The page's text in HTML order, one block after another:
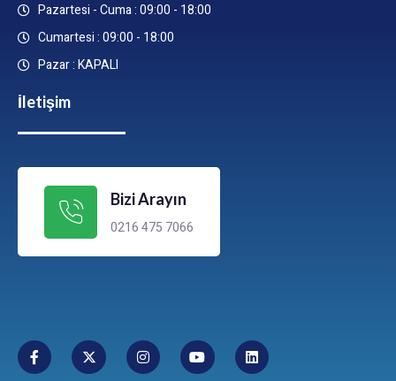
Pazartesi - Cuma : 09:00 - 18:00
Cumartesi : 09:00 - 18:00
Pazar : KAPALI
İletişim
Bizi Arayın
0216 475 7066